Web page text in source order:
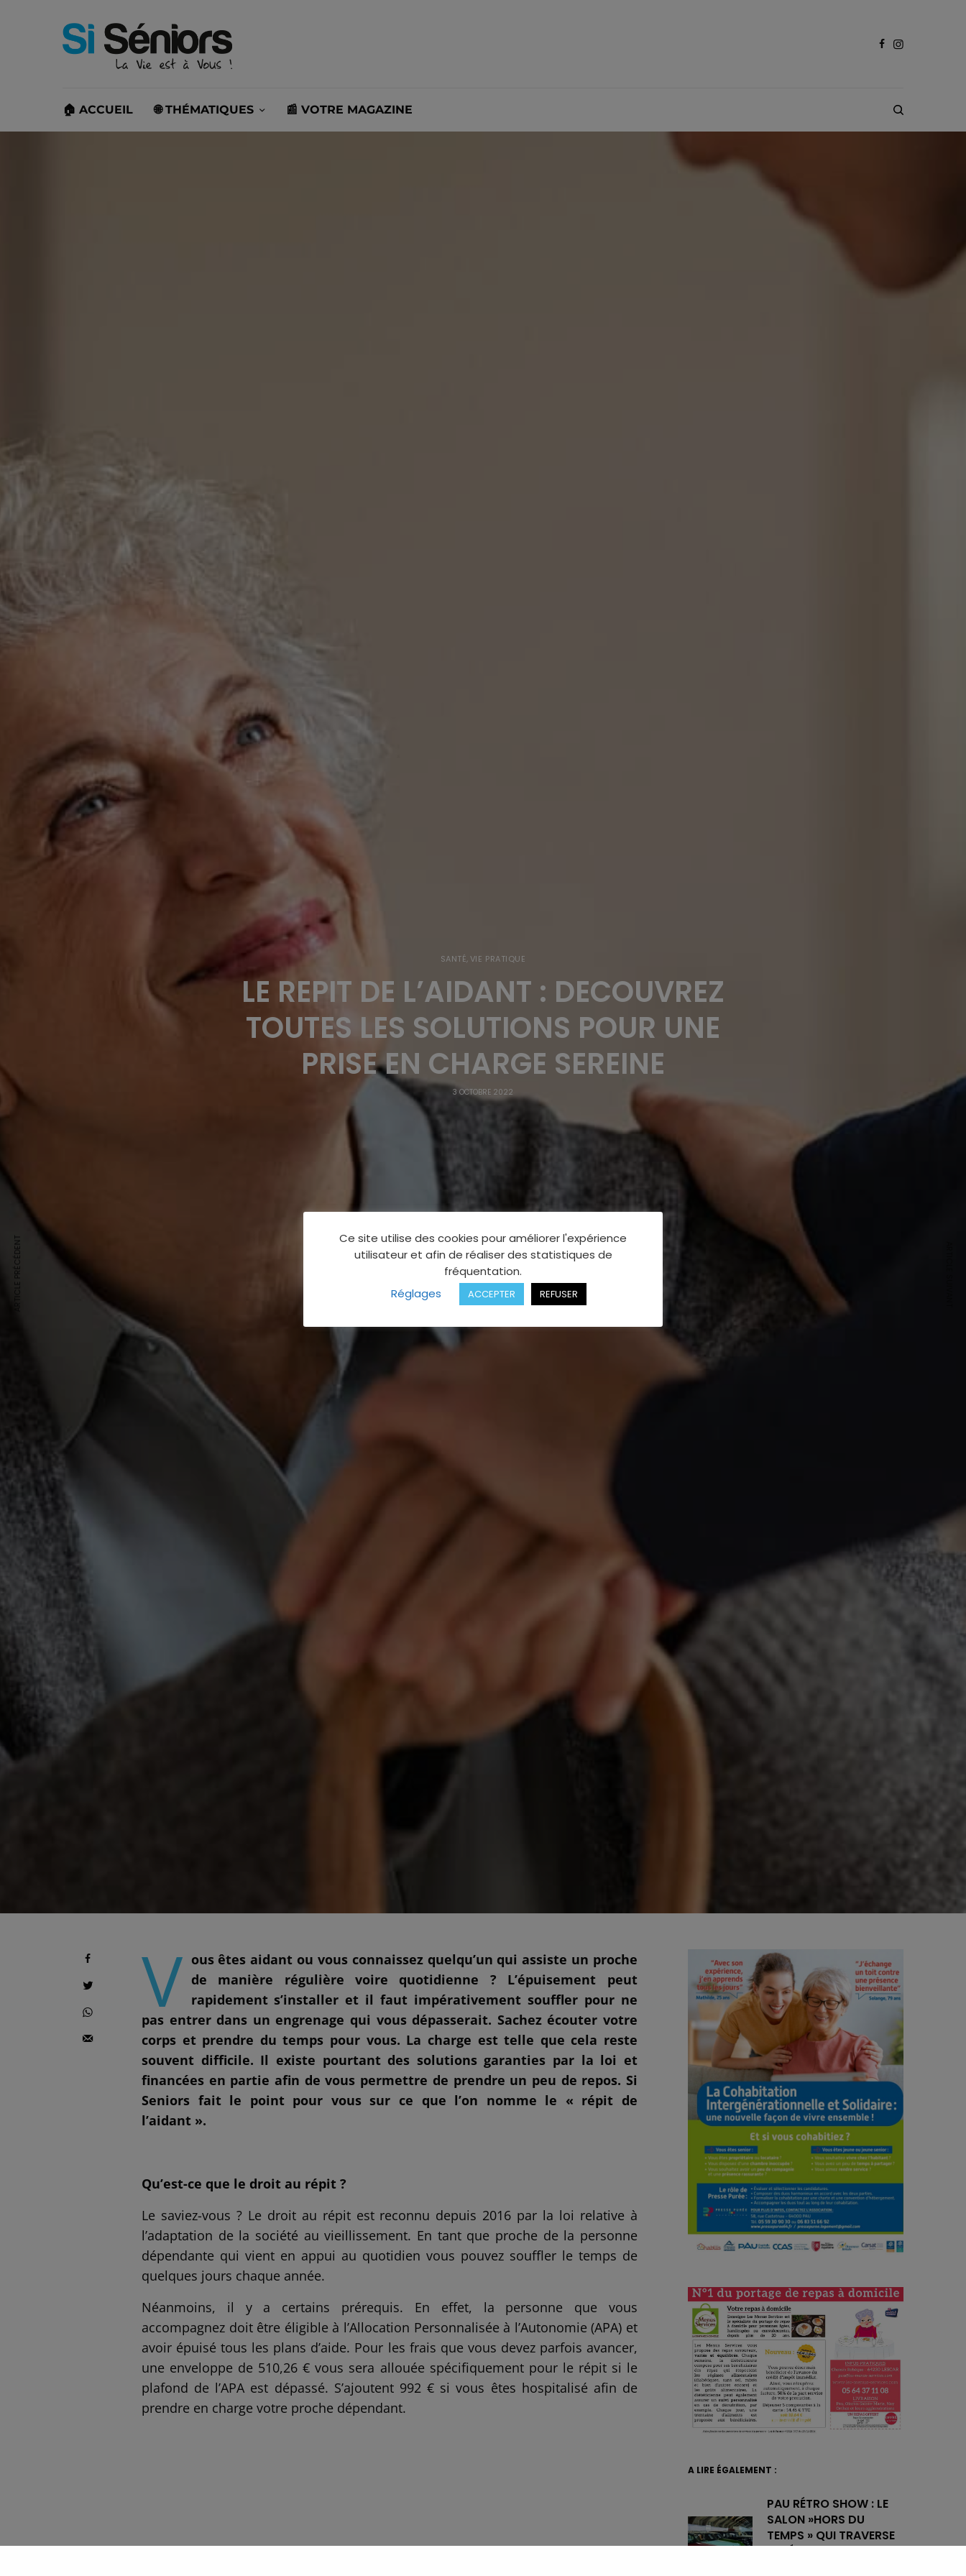
🏠 ACCUEIL 🌐 THÉMATIQUES 📰 VOTRE MAGAZINE
SANTÉ,VIE PRATIQUE
LE REPIT DE L’AIDANT : DECOUVREZ
TOUTES LES SOLUTIONS POUR UNE
PRISE EN CHARGE SEREINE
3 OCTOBRE 2022
V ous êtes aidant ou vous connaissez quelqu’un qui assiste un proche
de manière régulière voire quotidienne ? L’épuisement peut
rapidement s’installer et il faut impérativement souffler pour ne
pas entrer dans un engrenage qui vous dépasserait. Sachez écouter votre
corps et prendre du temps pour vous. La charge est telle que cela reste
souvent difficile. Il existe pourtant des solutions garanties par la loi et
financées en partie afin de vous permettre de prendre un peu de repos. Si
Seniors fait le point pour vous sur ce que l’on nomme le « répit de
l’aidant ».
Qu’est-ce que le droit au répit ?
Le saviez-vous ? Le droit au répit est reconnu depuis 2016 par la loi relative à
l’adaptation de la société au vieillissement. En tant que proche de la personne
dépendante qui vient en appui au quotidien vous pouvez souffler le temps de
quelques jours chaque année.
Néanmoins, il y a certains prérequis. En effet, la personne que vous
accompagnez doit être éligible à l’Allocation Personnalisée à l’Autonomie (APA) et
avoir épuisé tous les plans d’aide. Pour les frais que vous devez parfois avancer,
une enveloppe de 510,26 € vous sera allouée spécifiquement pour le répit si le
plafond de l’APA est dépassé. S’ajoutent 992 € si vous êtes hospitalisé afin de
prendre en charge votre proche dépendant.
A LIRE ÉGALEMENT :
PAU RÉTRO SHOW : LE
SALON »HORS DU
TEMPS » QUI TRAVERSE
LES ÉPOQUES
ARTICLE PRÉCÉDENT
Ce site utilise des cookies pour améliorer l'expérience
utilisateur et afin de réaliser des statistiques de
fréquentation.
Réglages
ACCEPTER REFUSER